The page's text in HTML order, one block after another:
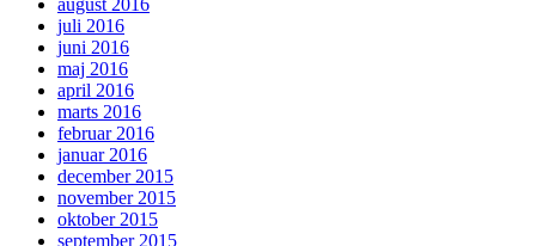
august 2016
juli 2016
juni 2016
maj 2016
april 2016
marts 2016
februar 2016
januar 2016
december 2015
november 2015
oktober 2015
september 2015